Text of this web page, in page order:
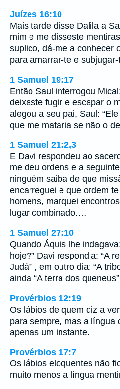
Juízes 16:10
Mais tarde disse Dalila a
mim e me disseste
suplico, dá-me a conhecer
para amarrar-te e subjugar-
1 Samuel 19:17
Então Saul interrogou
deixaste fugir e escapar o
alegou a seu pai, Saul:
que me mataria se não o
1 Samuel 21:2,3
E Davi respondeu ao
me deu ordens e a
ninguém saiba de que
encarreguei e que ordem
homens, marquei
lugar combinado.…
1 Samuel 27:10
Quando Áquis lhe
hoje?” Davi respondia: “A
Judá” , em outro dia: “A
ainda “A terra dos queneus”
Provérbios 12:19
Os lábios de quem diz a
para sempre, mas a língua
apenas um instante.
Provérbios 17:7
Os lábios eloquentes não
muito menos a língua